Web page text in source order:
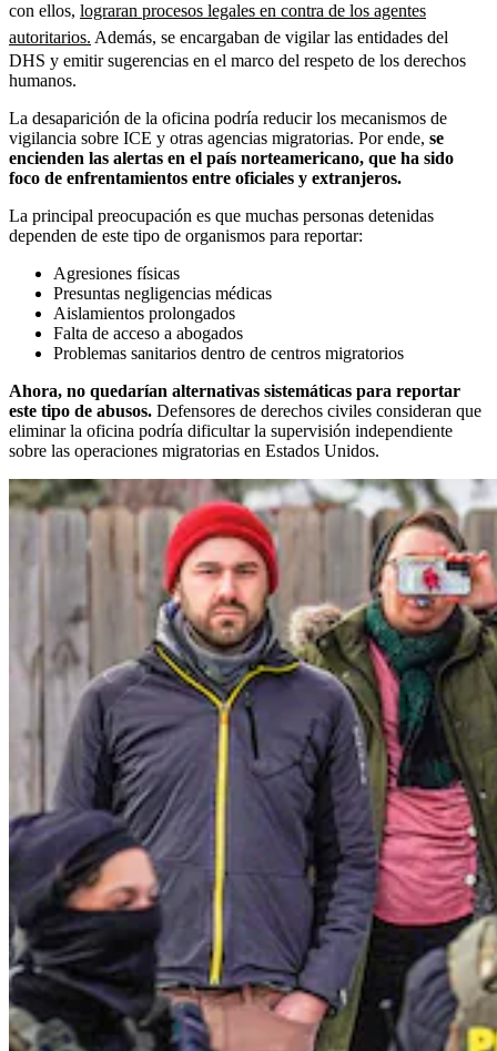
con ellos, lograran procesos legales en contra de los agentes
autoritarios. Además, se encargaban de vigilar las entidades del
DHS y emitir sugerencias en el marco del respeto de los derechos
humanos.
La desaparición de la oficina podría reducir los mecanismos de
vigilancia sobre ICE y otras agencias migratorias. Por ende, se
encienden las alertas en el país norteamericano, que ha sido
foco de enfrentamientos entre oficiales y extranjeros.
La principal preocupación es que muchas personas detenidas
dependen de este tipo de organismos para reportar:
Agresiones físicas
Presuntas negligencias médicas
Aislamientos prolongados
Falta de acceso a abogados
Problemas sanitarios dentro de centros migratorios
Ahora, no quedarían alternativas sistemáticas para reportar
este tipo de abusos. Defensores de derechos civiles consideran que
eliminar la oficina podría dificultar la supervisión independiente
sobre las operaciones migratorias en Estados Unidos.